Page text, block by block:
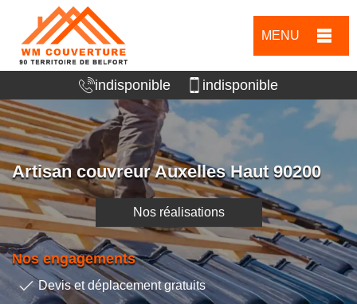
MENU
indisponible indisponible
Artisan couvreur Auxelles Haut 90200
Nos réalisations
Nos engagements
Devis et déplacement gratuits